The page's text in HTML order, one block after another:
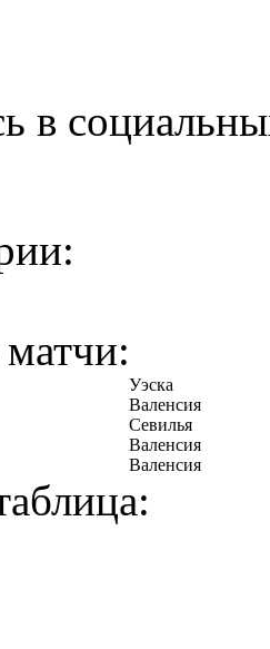
в
Уэска
Валенсия
Севилья
Валенсия
Валенсия